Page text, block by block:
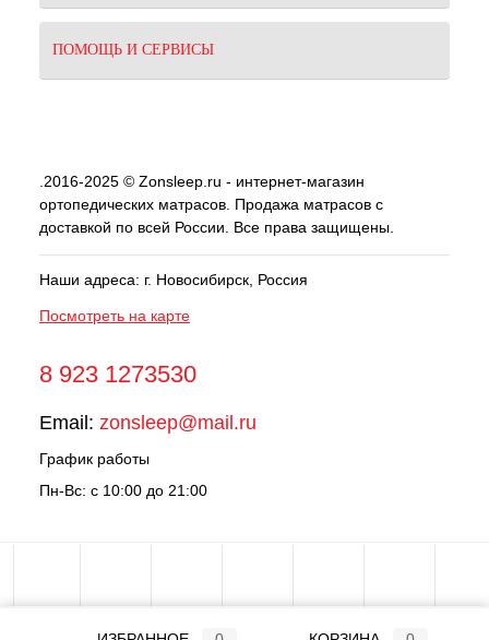
ПОМОЩЬ И СЕРВИСЫ
.2016-2025 © Zonsleep.ru - интернет-магазин
ортопедических матрасов. Продажа матрасов с
доставкой по всей России. Все права защищены.
Наши адреса: г. Новосибирск, Россия
Посмотреть на карте
8 923 1273530
Email: zonsleep@mail.ru
График работы
Пн-Вс: с 10:00 до 21:00